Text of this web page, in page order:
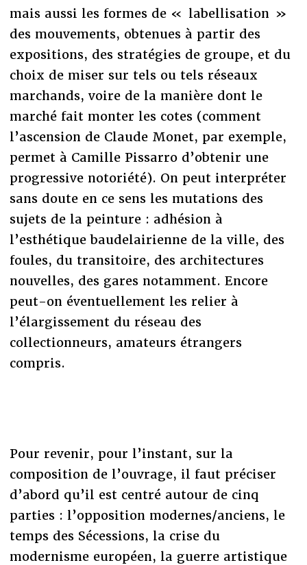
mais aussi les formes de « labellisation »
des mouvements, obtenues à partir des
expositions, des stratégies de groupe, et du
choix de miser sur tels ou tels réseaux
marchands, voire de la manière dont le
marché fait monter les cotes (comment
l’ascension de Claude Monet, par exemple,
permet à Camille Pissarro d’obtenir une
progressive notoriété). On peut interpréter
sans doute en ce sens les mutations des
sujets de la peinture : adhésion à
l’esthétique baudelairienne de la ville, des
foules, du transitoire, des architectures
nouvelles, des gares notamment. Encore
peut-on éventuellement les relier à
l’élargissement du réseau des
collectionneurs, amateurs étrangers
compris.
Pour revenir, pour l’instant, sur la
composition de l’ouvrage, il faut préciser
d’abord qu’il est centré autour de cinq
parties : l’opposition modernes/anciens, le
temps des Sécessions, la crise du
modernisme européen, la guerre artistique